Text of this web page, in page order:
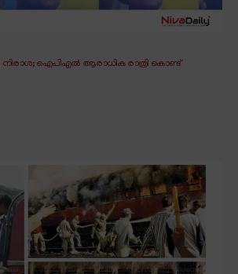
നിരാശ; ഐപിഎൽ ആരാധിക രാത്രി കൊണ്ട്